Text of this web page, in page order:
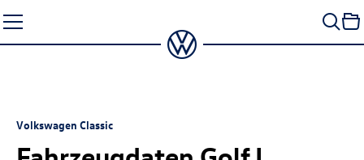
Seiteninhalt
springen
Volkswagen Classic